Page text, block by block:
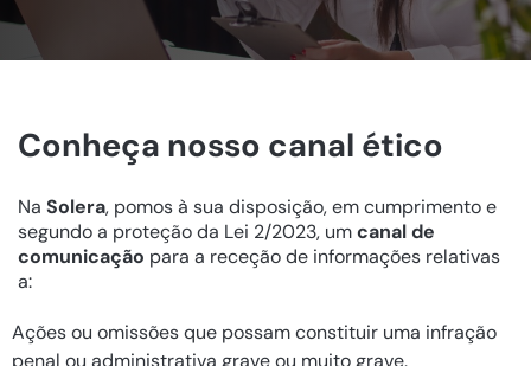
Conheça nosso canal ético
Na Solera, pomos à sua disposição, em cumprimento e
segundo a proteção da Lei 2/2023, umcanal de
comunicação para a receção de informações relativas
a:
Ações ou omissões que possam constituir uma infração
penal ou administrativa grave ou muito grave.